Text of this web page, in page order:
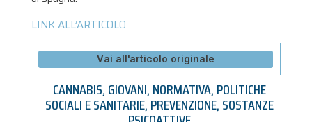
LINK ALL’ARTICOLO
Vai all'articolo originale
CANNABIS,GIOVANI,NORMATIVA,POLITICHE
SOCIALI E SANITARIE,PREVENZIONE,SOSTANZE